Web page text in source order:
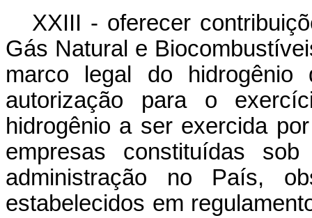
XXIII - oferecer
Gás Natural e
marco legal do
autorização para o
hidrogênio a ser exercida
empresas constituídas
administração no País,
estabelecidos em